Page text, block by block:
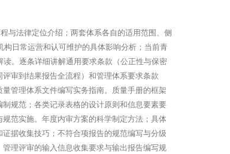
与法律定位介绍；两套体系各自的适用范围、侧
日常运营和认可维护的具体影响分析；当前青
。逐条详细讲解通用要求条款（公正性与保密
审到结果报告全流程）和管理体系要求条款
管理体系文件编写实务指南。质量手册的框架
规范；各类记录表格的设计原则和信息要素要
范实施。年度内审方案的科学制定方法；具体
据收集技巧；不符合项报告的规范编写与分级
理评审的输入信息收集要求与输出报告编写规